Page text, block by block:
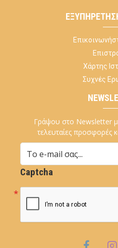
Χάρτης
Συχνές
Γράψου στο Newsletter
τελευταίες προσφορές
Captcha